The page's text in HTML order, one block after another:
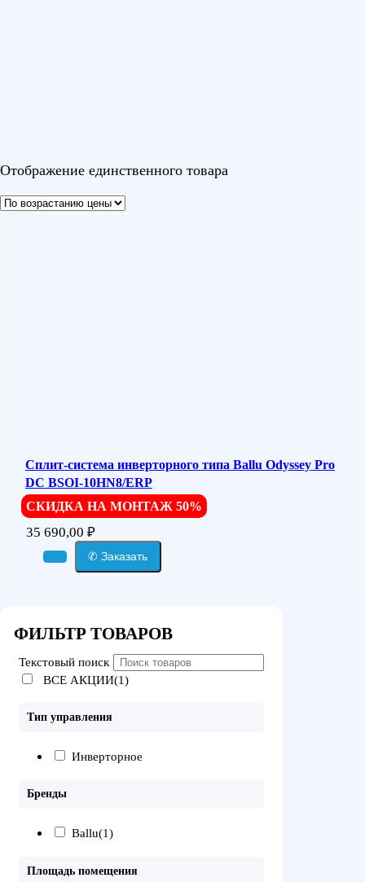
Отображение единственного товара
Сплит-система инверторного типа Ballu Odyssey Pro
DC BSOI-10HN8/ERP
СКИДКА НА МОНТАЖ 50%
35 690,00 ₽
✆ Заказать
ФИЛЬТР ТОВАРОВ
Текстовый поиск
ВСЕ АКЦИИ(1)
Тип управления
Инверторное
Бренды
Ballu(1)
Площадь помещения